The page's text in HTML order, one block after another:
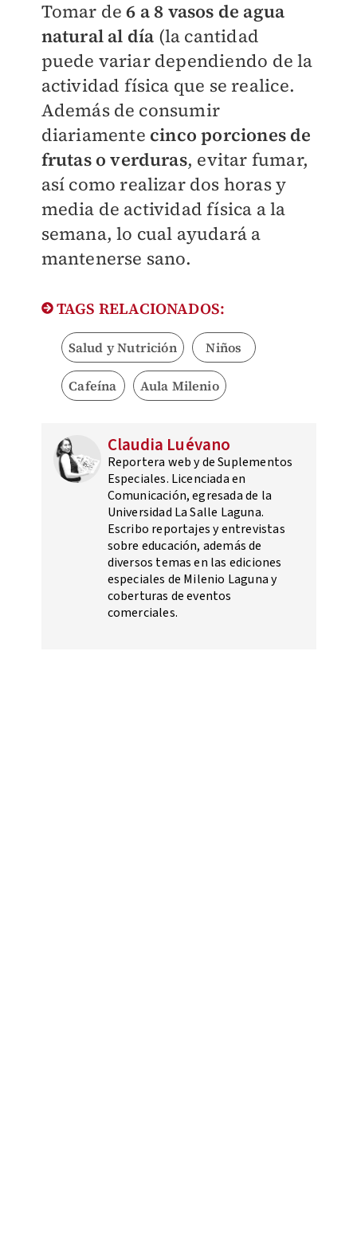
Tomar de6 a 8 vasos de agua
natural al día (la cantidad
puede variar dependiendo de la
actividad física que se realice.
Además de consumir
diariamente cinco porciones de
frutas o verduras, evitar fumar,
así como realizar dos horas y
media de actividad física a la
semana, lo cual ayudará a
mantenerse sano.
TAGS RELACIONADOS:
Salud y Nutrición Niños
Cafeína Aula Milenio
Claudia Luévano
Reportera web y de Suplementos
Especiales. Licenciada en
Comunicación, egresada de la
Universidad La Salle Laguna.
Escribo reportajes y entrevistas
sobre educación, además de
diversos temas en las ediciones
especiales de Milenio Laguna y
coberturas de eventos
comerciales.